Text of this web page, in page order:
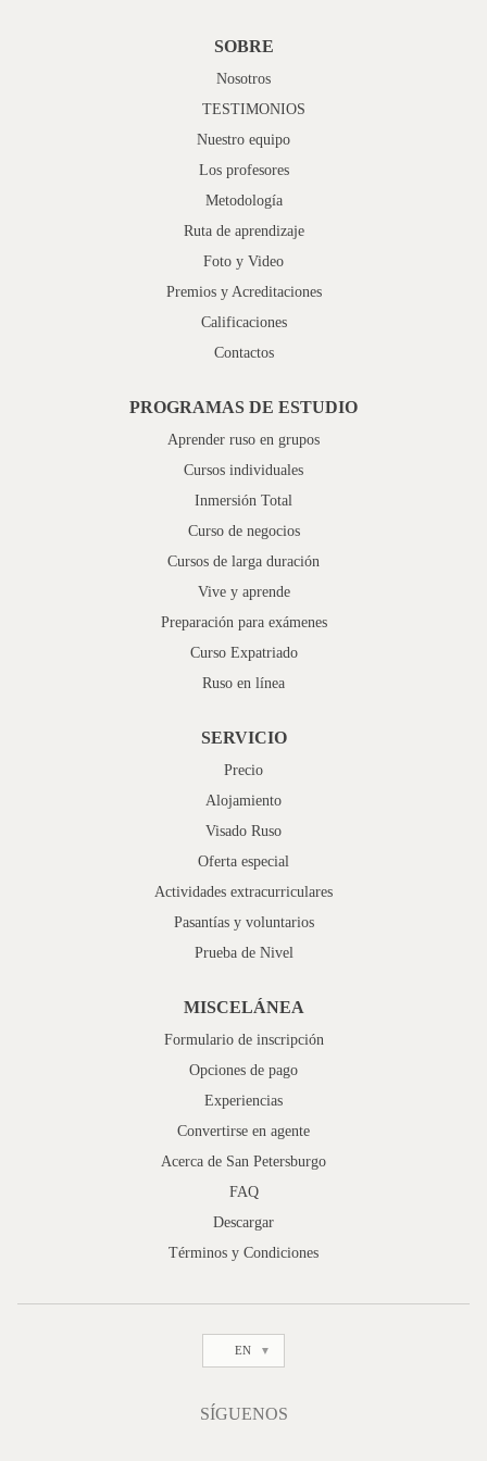
SOBRE
Nosotros
TESTIMONIOS
Nuestro equipo
Los profesores
Metodología
Ruta de aprendizaje
Foto y Video
Premios y Acreditaciones
Calificaciones
Contactos
PROGRAMAS DE ESTUDIO
Aprender ruso en grupos
Cursos individuales
Inmersión Total
Curso de negocios
Cursos de larga duración
Vive y aprende
Preparación para exámenes
Curso Expatriado
Ruso en línea
SERVICIO
Precio
Alojamiento
Visado Ruso
Oferta especial
Actividades extracurriculares
Pasantías y voluntarios
Prueba de Nivel
MISCELÁNEA
Formulario de inscripción
Opciones de pago
Experiencias
Convertirse en agente
Acerca de San Petersburgo
FAQ
Descargar
Términos y Condiciones
EN
SÍGUENOS